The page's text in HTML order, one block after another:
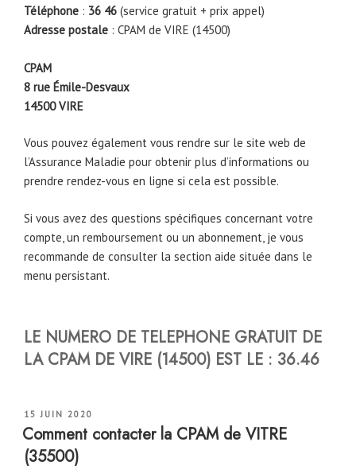
Téléphone : 36 46 (service gratuit + prix appel)
Adresse postale : CPAM de VIRE (14500)
CPAM
8 rue Émile-Desvaux
14500 VIRE
Vous pouvez également vous rendre sur le site web de
l’Assurance Maladie pour obtenir plus d’informations ou
prendre rendez-vous en ligne si cela est possible.
Si vous avez des questions spécifiques concernant votre
compte, un remboursement ou un abonnement, je vous
recommande de consulter la section aide située dans le
menu persistant.
LE NUMERO DE TELEPHONE GRATUIT DE
LA CPAM DE VIRE (14500) EST LE : 36.46
PUBLIÉ
LE
15 JUIN 2020
Comment contacter la CPAM de VITRE
(35500)